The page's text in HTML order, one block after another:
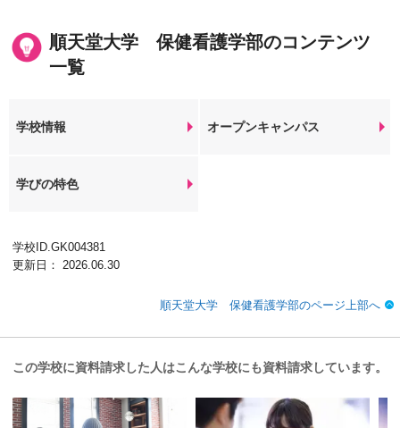
順天堂大学 保健看護学部のコンテンツ
一覧
学校情報 オープンキャンパス
学びの特色
学校ID.GK004381
更新日： 2026.06.30
順天堂大学 保健看護学部のページ上部へ
この学校に資料請求した人はこんな学校にも資料請求しています。